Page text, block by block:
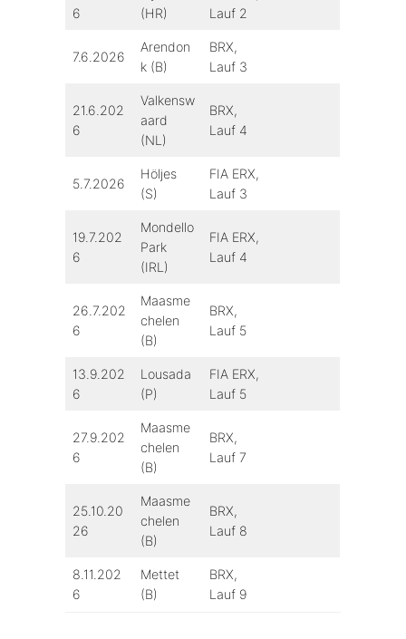
6
(HR)
Lauf 2
7.6.2026
Arendon
k (B)
BRX,
Lauf 3
21.6.202
6
Valkensw
aard
(NL)
BRX,
Lauf 4
5.7.2026
Höljes
(S)
FIA ERX,
Lauf 3
19.7.202
6
Mondello
Park
(IRL)
FIA ERX,
Lauf 4
26.7.202
6
Maasme
chelen
(B)
BRX,
Lauf 5
13.9.202
6
Lousada
(P)
FIA ERX,
Lauf 5
27.9.202
6
Maasme
chelen
(B)
BRX,
Lauf 7
25.10.20
26
Maasme
chelen
(B)
BRX,
Lauf 8
8.11.202
6
Mettet
(B)
BRX,
Lauf 9